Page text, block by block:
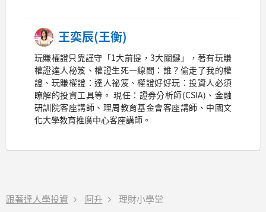
王奕辰(王衡)
玩賺權證只靠謹守「1大前提，3大關鍵」，著有玩賺
權證達人秘笈、權證生死一線間：誰？偷走了我的權
證、玩賺權證：達人祕笈、權證好好玩：投資人必須
瞭解的投資工具等。 現任：證券分析師(CSIA)、金融
研訓院客座講師、理周教育基金會客座講師、中國文
化大學教育推廣中心客座講師。
跟著達人學投資 阿升 理財小學堂